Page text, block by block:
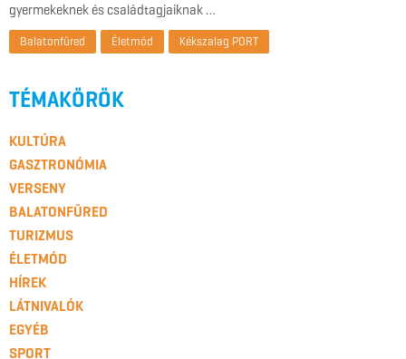
gyermekeknek és családtagjaiknak …
Balatonfüred Életmód Kékszalag PORT
TÉMAKÖRÖK
KULTÚRA
GASZTRONÓMIA
VERSENY
BALATONFÜRED
TURIZMUS
ÉLETMÓD
HÍREK
LÁTNIVALÓK
EGYÉB
SPORT